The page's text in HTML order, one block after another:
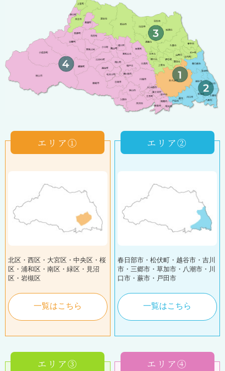
エリア①
北区・西区・大宮区・中央区・桜
区・浦和区・南区・緑区・見沼
区・岩槻区
一覧はこちら
エリア②
春日部市・松伏町・越谷市・吉川
市・三郷市・草加市・八潮市・川
口市・蕨市・戸田市
一覧はこちら
エリア③ エリア④